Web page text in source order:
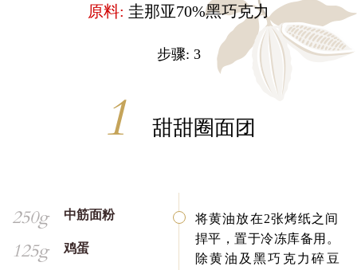
原料: 圭那亚70%黑巧克力
步骤: 3
甜甜圈面团
250g 中筋面粉
125g 鸡蛋
将黄油放在2张烤纸之间
捍平，置于冷冻库备用。
除黄油及黑巧克力碎豆